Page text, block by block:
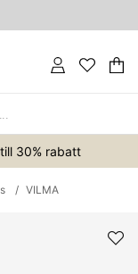
.
30% rabatt
VILMA